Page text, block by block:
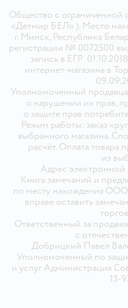
Общество с
«Детмир БЕЛ» ). Место
г. Минск, Республика
регистрации № 0072500
запись в ЕГР
интернет-магазина в
Уполномоченный
о нарушении их прав,
о защите прав
Режим работы: заказ
выбранного магазина.
расчёт. Оплата товара
из
Адрес электронной
Книга замечаний и
по месту нахождения
вправе оставить
Ответственный за
с
Добрицкий Павел
Уполномоченный по
и услуг Администрация
13-